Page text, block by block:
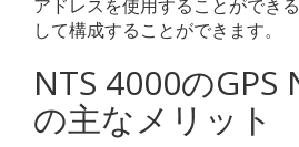
アドレスを使用することができ
して構成することができます。
NTS 4000のGPS
の主なメリット